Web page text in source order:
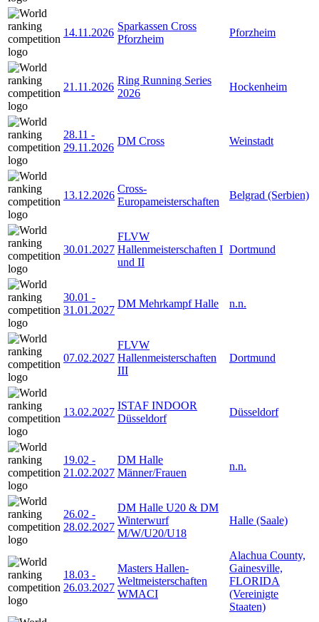
14.11.2026
Sparkassen Cross
Pforzheim
Pforzheim
21.11.2026
Ring Running Series
2026
Hockenheim
28.11 -
29.11.2026
DM Cross Weinstadt
13.12.2026
Cross-
Europameisterschaften
Belgrad (Serbien)
30.01.2027
FLVW
Hallenmeisterschaften I
und II
Dortmund
30.01 -
31.01.2027
DM Mehrkampf Halle n.n.
07.02.2027
FLVW
Hallenmeisterschaften
III
Dortmund
13.02.2027
ISTAF INDOOR
Düsseldorf
Düsseldorf
19.02 -
21.02.2027
DM Halle
Männer/Frauen
n.n.
26.02 -
28.02.2027
DM Halle U20 & DM
Winterwurf
M/W/U20/U18
Halle (Saale)
18.03 -
26.03.2027
Masters Hallen-
Weltmeisterschaften
WMACI
Alachua County,
Gainesville,
FLORIDA
(Vereinigte
Staaten)